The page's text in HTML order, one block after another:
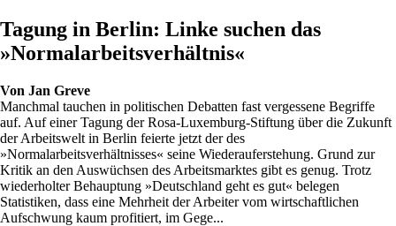
Tagung in Berlin: Linke suchen das
»Normalarbeitsverhältnis«
Von Jan Greve
Manchmal tauchen in politischen Debatten fast vergessene Begriffe
auf. Auf einer Tagung der Rosa-Luxemburg-Stiftung über die Zukunft
der Arbeitswelt in Berlin feierte jetzt der des
»Normalarbeitsverhältnisses« seine Wiederauferstehung. Grund zur
Kritik an den Auswüchsen des Arbeitsmarktes gibt es genug. Trotz
wiederholter Behauptung »Deutschland geht es gut« belegen
Statistiken, dass eine Mehrheit der Arbeiter vom wirtschaftlichen
Aufschwung kaum profitiert, im Gege...